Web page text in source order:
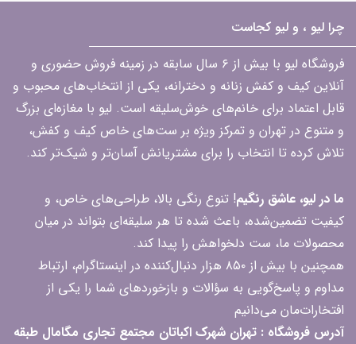
چرا لیو ، و لیو کجاست
فروشگاه لیو با بیش از ۶ سال سابقه در زمینه فروش حضوری و
آنلاین کیف و کفش زنانه و دخترانه، یکی از انتخاب‌های محبوب و
قابل اعتماد برای خانم‌های خوش‌سلیقه است. لیو با مغازه‌ای بزرگ
و متنوع در تهران و تمرکز ویژه بر ست‌های خاص کیف و کفش،
تلاش کرده تا انتخاب را برای مشتریانش آسان‌تر و شیک‌تر کند.
ما در لیو، عاشق رنگیم! تنوع رنگی بالا، طراحی‌های خاص، و
کیفیت تضمین‌شده، باعث شده تا هر سلیقه‌ای بتواند در میان
محصولات ما، ست دلخواهش را پیدا کند.
همچنین با بیش از ۸۵۰ هزار دنبال‌کننده در اینستاگرام، ارتباط
مداوم و پاسخ‌گویی به سؤالات و بازخوردهای شما را یکی از
افتخارات‌مان می‌دانیم
آدرس فروشگاه : تهران شهرک اکباتان مجتمع تجاری مگامال طبقه